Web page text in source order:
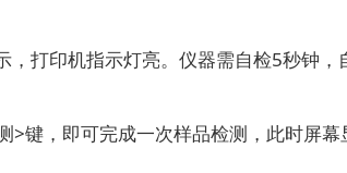
打印机指示灯亮。仪器需自检5秒钟，
，即可完成一次样品检测，此时屏幕